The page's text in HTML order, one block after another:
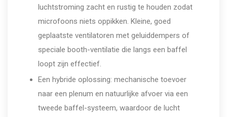
luchtstroming zacht en rustig te houden zodat
microfoons niets oppikken. Kleine, goed
geplaatste ventilatoren met geluiddempers of
speciale booth-ventilatie die langs een baffel
loopt zijn effectief.
Een hybride oplossing: mechanische toevoer
naar een plenum en natuurlijke afvoer via een
tweede baffel-systeem, waardoor de lucht